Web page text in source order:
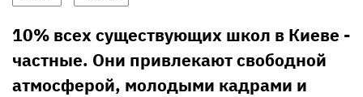
10% всех существующих школ в Киеве -
частные. Они привлекают свободной
атмосферой, молодыми кадрами и